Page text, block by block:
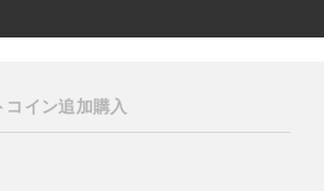
イン追加購入